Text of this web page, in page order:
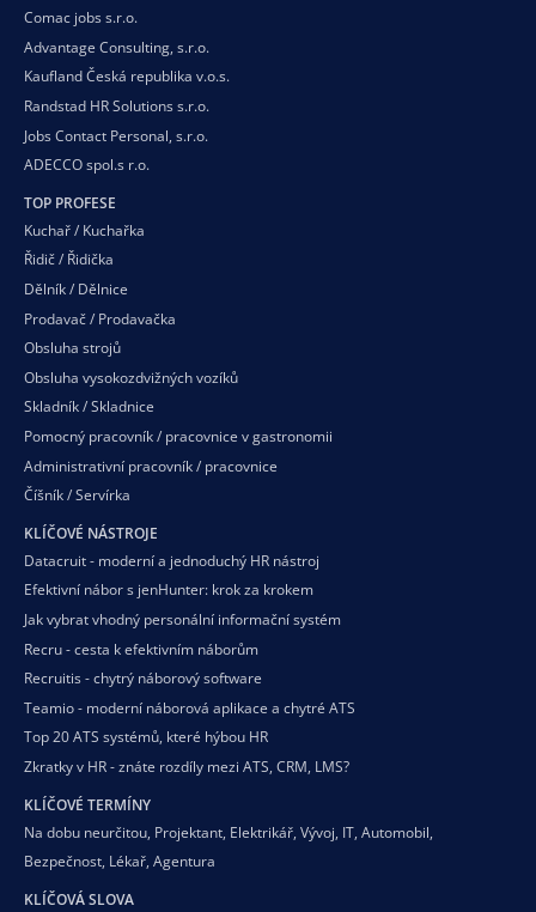
Comac jobs s.r.o.
Advantage Consulting, s.r.o.
Kaufland Česká republika v.o.s.
Randstad HR Solutions s.r.o.
Jobs Contact Personal, s.r.o.
ADECCO spol.s r.o.
TOP PROFESE
Kuchař / Kuchařka
Řidič / Řidička
Dělník / Dělnice
Prodavač / Prodavačka
Obsluha strojů
Obsluha vysokozdvižných vozíků
Skladník / Skladnice
Pomocný pracovník / pracovnice v gastronomii
Administrativní pracovník / pracovnice
Číšník / Servírka
KLÍČOVÉ NÁSTROJE
Datacruit - moderní a jednoduchý HR nástroj
Efektivní nábor s jenHunter: krok za krokem
Jak vybrat vhodný personální informační systém
Recru - cesta k efektivním náborům
Recruitis - chytrý náborový software
Teamio - moderní náborová aplikace a chytré ATS
Top 20 ATS systémů, které hýbou HR
Zkratky v HR - znáte rozdíly mezi ATS, CRM, LMS?
KLÍČOVÉ TERMÍNY
Na dobu neurčitou, Projektant, Elektrikář, Vývoj, IT, Automobil,
Bezpečnost, Lékař, Agentura
KLÍČOVÁ SLOVA